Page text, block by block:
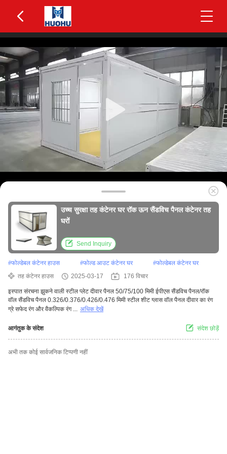
उच्च सुरक्षा तह कंटेनर घर रॉक ऊन सैंडविच पैनल कंटेनर तह
घरों
Send Inquiry
#फोल्डेबल कंटेनर हाउस #फोल्ड आउट कंटेनर घर #फोल्डेबल कंटेनर घर
तह कंटेनर हाउस
2025-03-17 176 विचार
इस्पात संरचना झुकने वाली स्टील प्लेट दीवार पैनल 50/75/100 मिमी ईपीएस सैंडविच पैनल/रॉक
वॉल सैंडविच पैनल 0.326/0.376/0.426/0.476 मिमी स्टील शीट ग्लास वॉल पैनल दीवार का रंग
ग्रे सफेद रंग और वैकल्पिक रंग ... अधिक देखें
आगंतुक के संदेश संदेश छोड़ें
अभी तक कोई सार्वजनिक टिप्पणी नहीं